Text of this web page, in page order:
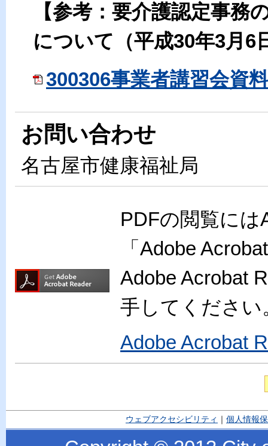
【参考：要介護認定事務
について（平成30年3月6
300306事業者講習会資
お問い合わせ
名古屋市健康福祉局
PDFの閲覧に
「Adobe
Adobe Acrobat
手してください
Adobe Acrobat
ウェブアクセシビリティ 個人情報